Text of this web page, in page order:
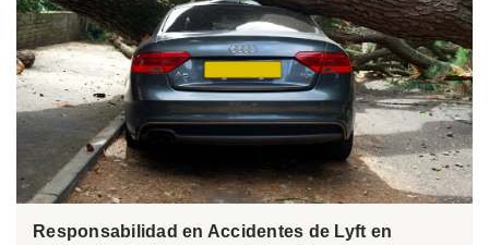
Responsabilidad en Accidentes de Lyft en